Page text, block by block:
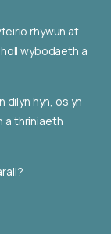
rhywun at
wybodaeth a
dilyn hyn, os yn
a thriniaeth